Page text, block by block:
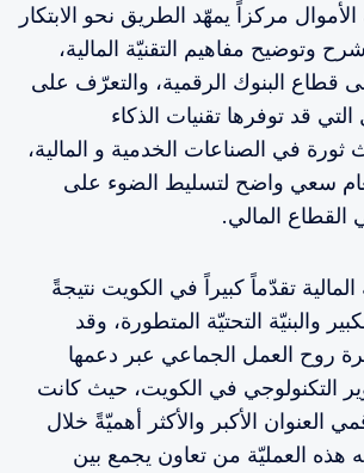
مركزاً يمهّد الطريق نحو الابتكار
وتوضيح مفاهيم التقنيّة المالية،
قطاع البنوك الرقمية، والتعرّف على
التي قد توفرها تقنيات الذكاء
ثورة في الصناعات الخدمية و المالية،
سعي واضح لتسليط الضوء على
القطاع المالي.
تقدّماً كبيراً في الكويت نتيجةً
والبنيّة التحتيّة المتطورة، وقد
روح العمل الجماعي عبر دعمها
التكنولوجي في الكويت، حيث كانت
العنوان الأكبر والأكثر أهميّةً خلال
هذه العمليّة من تعاون يجمع بين